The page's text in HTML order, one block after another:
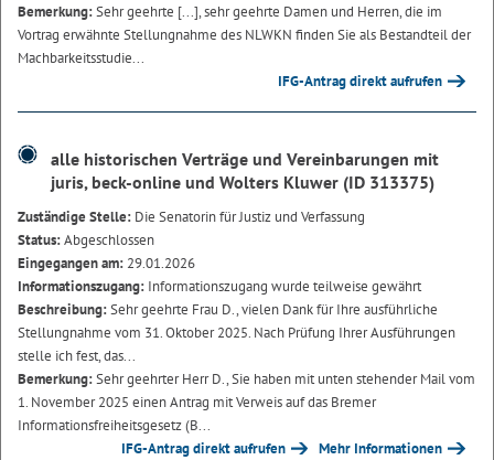
Bemerkung:Sehr geehrte [...], sehr geehrte Damen und Herren, die im
Vortrag erwähnte Stellungnahme des NLWKN finden Sie als Bestandteil der
Machbarkeitsstudie...
IFG-Antrag direkt aufrufen
alle historischen Verträge und Vereinbarungen mit
juris, beck-online und Wolters Kluwer (ID 313375)
Zuständige Stelle: Die Senatorin für Justiz und Verfassung
Status:Abgeschlossen
Eingegangen am: 29.01.2026
Informationszugang: Informationszugang wurde teilweise gewährt
Beschreibung:Sehr geehrte Frau D., vielen Dank für Ihre ausführliche
Stellungnahme vom 31. Oktober 2025. Nach Prüfung Ihrer Ausführungen
stelle ich fest, das...
Bemerkung:Sehr geehrter Herr D., Sie haben mit unten stehender Mail vom
1. November 2025 einen Antrag mit Verweis auf das Bremer
Informationsfreiheitsgesetz (B...
IFG-Antrag direkt aufrufen
Mehr Informationen